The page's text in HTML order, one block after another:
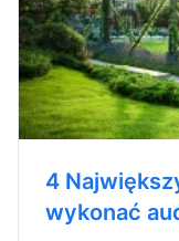
4
wykonać